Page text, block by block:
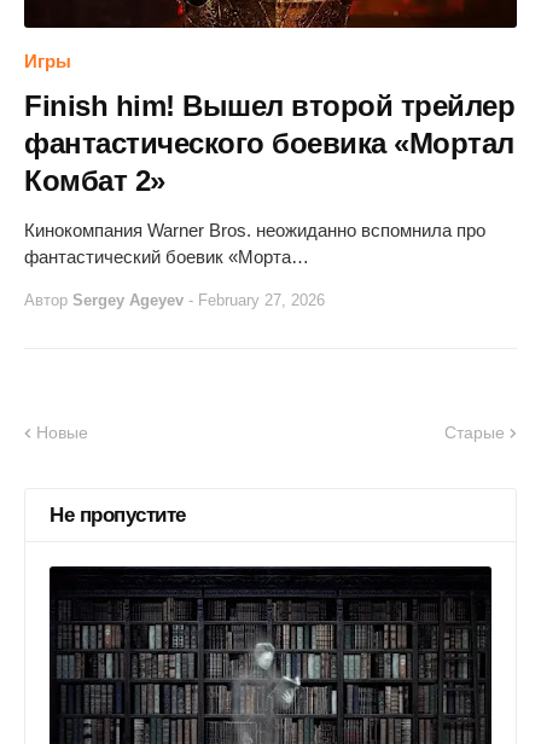
Игры
Finish him! Вышел второй трейлер
фантастического боевика «Мортал
Комбат 2»
Кинокомпания Warner Bros. неожиданно вспомнила про
фантастический боевик «Морта…
Автор Sergey Ageyev - February 27, 2026
Новые Старые
Не пропустите